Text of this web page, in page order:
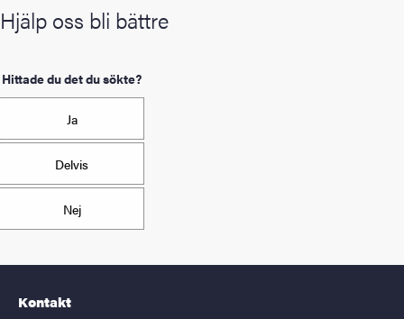
Om webbplatsen
Hjälp oss bli bättre
Hittade du det du sökte?
Ja
Delvis
Nej
Kontakt